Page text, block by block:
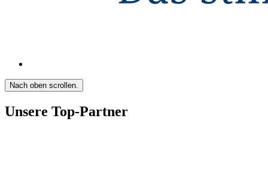
Nach oben scrollen.
Unsere Top-Partner